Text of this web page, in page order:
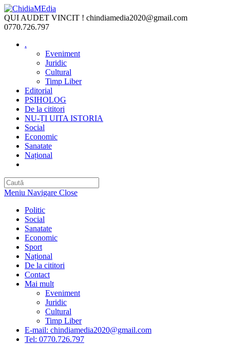
Skip
to
content
QUI AUDET VINCIT ! chindiamedia2020@gmail.com
0770.726.797
.
Eveniment
Juridic
Cultural
Timp Liber
Editorial
PSIHOLOG
De la cititori
NU-ȚI UITA ISTORIA
Social
Economic
Sanatate
Național
Meniu Navigare Close
Politic
Social
Sanatate
Economic
Sport
Național
De la cititori
Contact
Mai mult
Eveniment
Juridic
Cultural
Timp Liber
E-mail: chindiamedia2020@gmail.com
Tel: 0770.726.797